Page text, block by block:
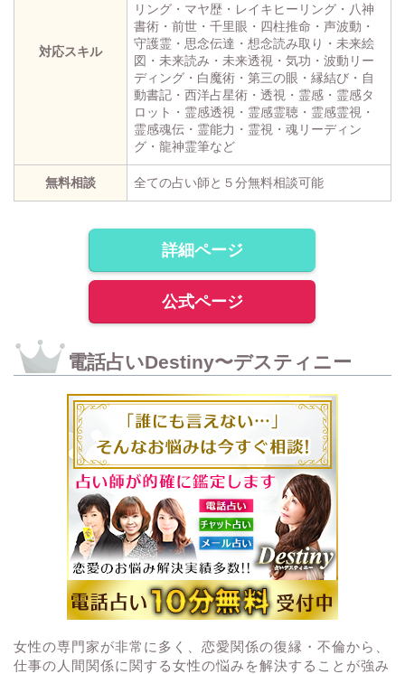
対応スキル
リング・マヤ歴・レイキヒーリング・八神
書術・前世・千里眼・四柱推命・声波動・
守護霊・思念伝達・想念読み取り・未来絵
図・未来読み・未来透視・気功・波動リー
ディング・白魔術・第三の眼・縁結び・自
動書記・西洋占星術・透視・霊感・霊感タ
ロット・霊感透視・霊感霊聴・霊感霊視・
霊感魂伝・霊能力・霊視・魂リーディン
グ・龍神霊筆など
無料相談 全ての占い師と５分無料相談可能
詳細ページ
公式ページ
電話占いDestiny〜デスティニー
女性の専門家が非常に多く、恋愛関係の復縁・不倫から、
仕事の人間関係に関する女性の悩みを解決することが強み